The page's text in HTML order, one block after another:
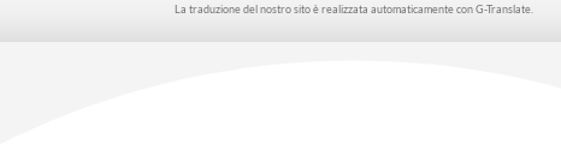
La traduzione del nostro sito è realizzata automaticamente con G-Translate.